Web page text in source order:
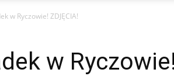
w Ryczowie! ZDJĘCIA!
w Ryczowie!